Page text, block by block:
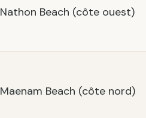
Nathon Beach (côte ouest)
Maenam Beach (côte nord)